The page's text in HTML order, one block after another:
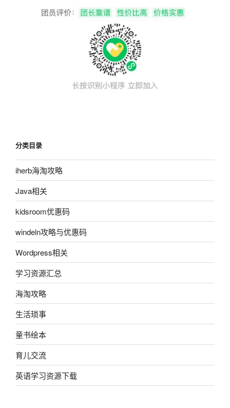
分类目录
iherb海淘攻略
Java相关
kidsroom优惠码
windeln攻略与优惠码
Wordpress相关
学习资源汇总
海淘攻略
生活琐事
童书绘本
育儿交流
英语学习资源下载